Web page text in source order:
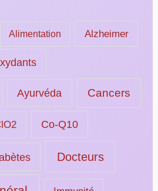
Alimentation Alzheimer
Ayurvéda Cancers
Co-Q10
Docteurs